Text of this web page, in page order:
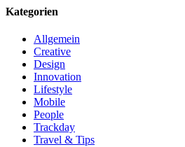
Kategorien
Allgemein
Creative
Design
Innovation
Lifestyle
Mobile
People
Trackday
Travel & Tips